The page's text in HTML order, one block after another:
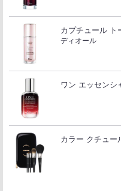
カプチュール ト
ディオール
ワン エッセンシ
カラー クチュー